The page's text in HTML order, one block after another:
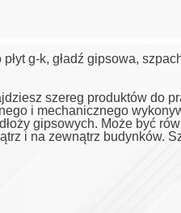
g-k, gładź gipsowa,
szereg produktów do
i mechanicznego
gipsowych. Może być
i na zewnątrz budynków.